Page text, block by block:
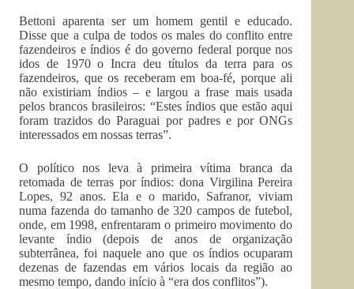
Bettoni aparenta ser um homem gentil e educado.
Disse que a culpa de todos os males do conflito entre
fazendeiros e índios é do governo federal porque nos
idos de 1970 o Incra deu títulos da terra para os
fazendeiros, que os receberam em boa-fé, porque ali
não existiriam índios – e largou a frase mais usada
pelos brancos brasileiros: “Estes índios que estão aqui
foram trazidos do Paraguai por padres e por ONGs
interessados em nossas terras”.
O político nos leva à primeira vítima branca da
retomada de terras por índios: dona Virgilina Pereira
Lopes, 92 anos. Ela e o marido, Safranor, viviam
numa fazenda do tamanho de 320 campos de futebol,
onde, em 1998, enfrentaram o primeiro movimento do
levante índio (depois de anos de organização
subterrânea, foi naquele ano que os índios ocuparam
dezenas de fazendas em vários locais da região ao
mesmo tempo, dando início à “era dos conflitos”).